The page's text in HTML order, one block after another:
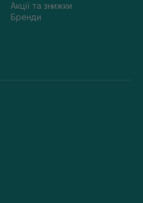
Акції та знижки
Бренди